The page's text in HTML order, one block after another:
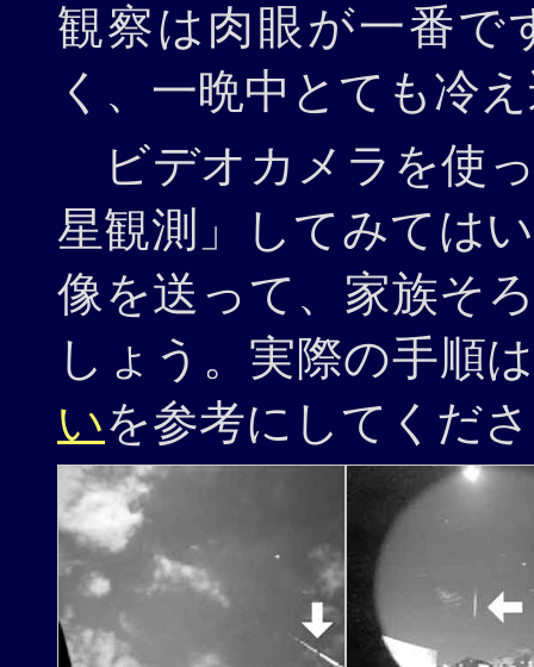
観察は肉眼が一番で
く、一晩中とても冷
ビデオカメラ を使
星観測」してみては
像を送って、家族そ
しょう。実際の手順は
いを参考にしてくだ